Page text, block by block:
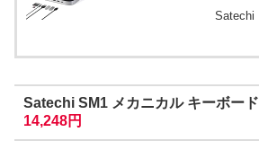
Satechi
Satechi SM1 メカニカル キーボード
14,248円